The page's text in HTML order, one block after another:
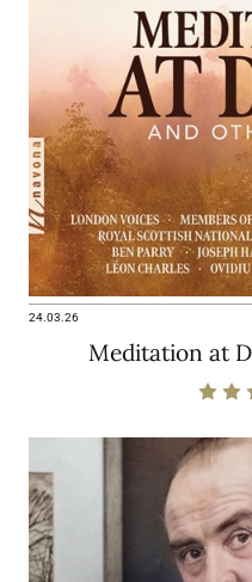
24.03.26
Meditation at